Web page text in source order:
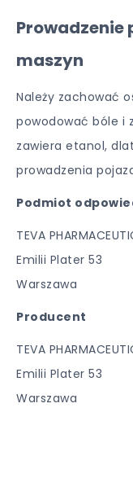
Prowadzenie
maszyn
Należy zachować
powodować bóle i
zawiera etanol,
prowadzenia
Podmiot
TEVA
Emilii Plater 53
Warszawa
Producent
TEVA
Emilii Plater 53
Warszawa